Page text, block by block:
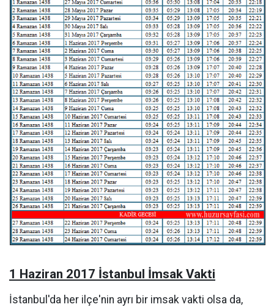
1 Haziran 2017 İstanbul İmsak Vakti
İstanbul'da her ilçe'nin ayrı bir imsak vakti olsa da,